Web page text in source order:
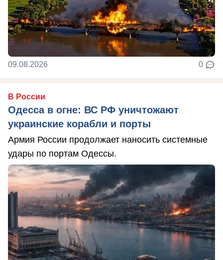
09.08.2026 0
В России
Одесса в огне: ВС РФ уничтожают
украинские корабли и порты
Армия России продолжает наносить системные
удары по портам Одессы.